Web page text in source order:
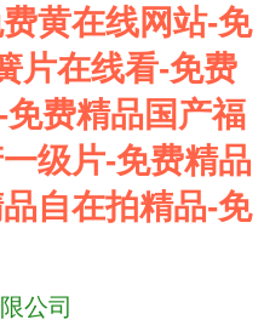
黄在线网站-免
片在线看-免费
费精品国产福
级片-免费精品
自在拍精品-免
公司